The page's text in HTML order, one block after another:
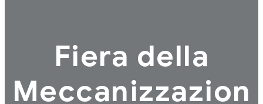
Fiera della
Meccanizzazion